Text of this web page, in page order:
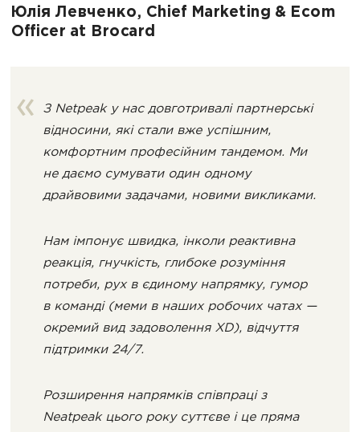
Юлія Левченко, Chief Marketing & Ecom
Officer at Brocard
З Netpeak у нас довготривалі партнерські
відносини, які стали вже успішним,
комфортним професійним тандемом. Ми
не даємо сумувати один одному
драйвовими задачами, новими викликами.
Нам імпонує швидка, інколи реактивна
реакція, гнучкість, глибоке розуміння
потреби, рух в єдиному напрямку, гумор
в команді (меми в наших робочих чатах —
окремий вид задоволення XD), відчуття
підтримки 24/7.
Розширення напрямків співпраці з
Neatpeak цього року суттєве і це пряма